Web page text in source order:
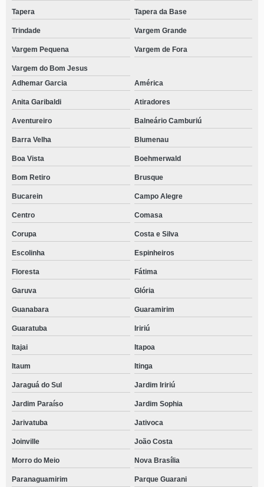
Tapera Tapera da Base
Trindade Vargem Grande
Vargem Pequena Vargem de Fora
Vargem do Bom Jesus
Adhemar Garcia
América
Anita Garibaldi Atiradores
Aventureiro Balneário Camburiú
Barra Velha Blumenau
Boa Vista Boehmerwald
Bom Retiro Brusque
Bucarein Campo Alegre
Centro Comasa
Corupa Costa e Silva
Escolinha Espinheiros
Floresta Fátima
Garuva Glória
Guanabara Guaramirim
Guaratuba Iririú
Itajai Itapoa
Itaum Itinga
Jaraguá do Sul Jardim Iririú
Jardim Paraíso Jardim Sophia
Jarivatuba Jativoca
Joinville João Costa
Morro do Meio Nova Brasília
Paranaguamirim Parque Guarani